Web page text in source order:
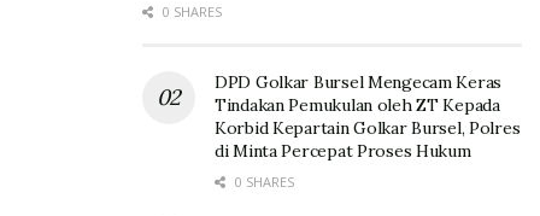
0 SHARES
DPD Golkar Bursel Mengecam Keras
Tindakan Pemukulan oleh ZT Kepada
Korbid Kepartain Golkar Bursel, Polres
di Minta Percepat Proses Hukum
0 SHARES